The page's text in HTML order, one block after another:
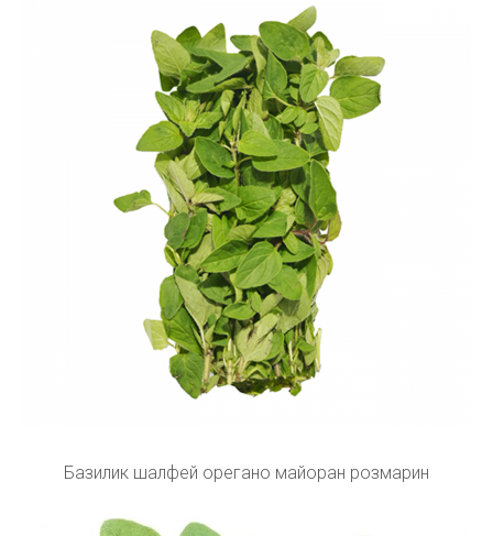
Базилик шалфей орегано майоран розмарин